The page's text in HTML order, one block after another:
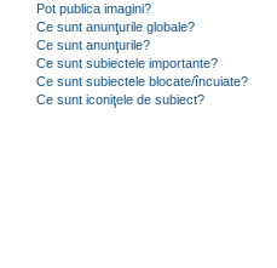
Pot publica imagini?
Ce sunt anunţurile globale?
Ce sunt anunţurile?
Ce sunt subiectele importante?
Ce sunt subiectele blocate/încuiate?
Ce sunt iconiţele de subiect?